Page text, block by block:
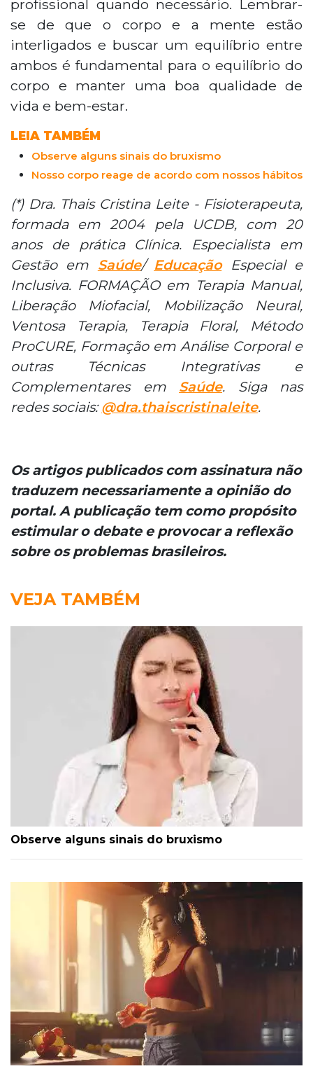
profissional quando necessário. Lembrar-
se de que o corpo e a mente estão
interligados e buscar um equilíbrio entre
ambos é fundamental para o equilíbrio do
corpo e manter uma boa qualidade de
vida e bem-estar.
LEIA TAMBÉM
Observe alguns sinais do bruxismo
Nosso corpo reage de acordo com nossos hábitos
(*) Dra. Thais Cristina Leite - Fisioterapeuta,
formada em 2004 pela UCDB, com 20
anos de prática Clínica. Especialista em
Gestão em Saúde/ EducaçãoEspecial e
Inclusiva. FORMAÇÃO em Terapia Manual,
Liberação Miofacial, Mobilização Neural,
Ventosa Terapia, Terapia Floral, Método
ProCURE, Formação em Análise Corporal e
outras Técnicas Integrativas e
Complementares em Saúde. Siga nas
redes sociais:@dra.thaiscristinaleite.
Os artigos publicados com assinatura não
traduzem necessariamente a opinião do
portal. A publicação tem como propósito
estimular o debate e provocar a reflexão
sobre os problemas brasileiros.
VEJA TAMBÉM
Observe alguns sinais do bruxismo